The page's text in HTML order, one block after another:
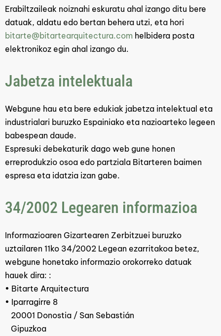
Erabiltzaileak noiznahi eskuratu ahal izango ditu bere
datuak, aldatu edo bertan behera utzi, eta hori
bitarte@bitartearquitectura.com helbidera posta
elektronikoz egin ahal izango du.
Jabetza intelektuala
Webgune hau eta bere edukiak jabetza intelektual eta
industrialari buruzko Espainiako eta nazioarteko legeen
babespean daude.
Espresuki debekaturik dago web gune honen
erreprodukzio osoa edo partziala Bitarteren baimen
espresa eta idatzia izan gabe.
34/2002 Legearen informazioa
Informazioaren Gizartearen Zerbitzuei buruzko
uztailaren 11ko 34/2002 Legean ezarritakoa betez,
webgune honetako informazio orokorreko datuak
hauek dira: :
• Bitarte Arquitectura
• Iparragirre 8
20001 Donostia / San Sebastián
Gipuzkoa